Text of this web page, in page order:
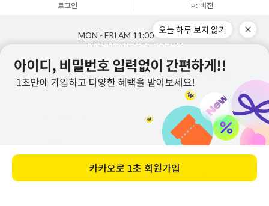
메뉴 홈 찜 장바구니 앱다운 마이
로그인 PC버젼
MON - FRI AM 11:00 - PM 5:00
LUNCHPM 1:00 - PM 2:00
SAT,SUN,HOLIDAY OFF
통화량이 많아 연결이 어려울경우 문의하기 게시판을 이용해주세요.
최대한 신속한 답변드리겠습니다.
게시판 문의하기